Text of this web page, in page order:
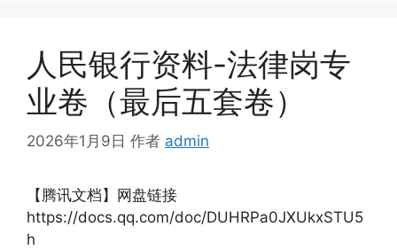
人民银行资料-法律岗专
业卷（最后五套卷）
2026年1月9日 作者 admin
【腾讯文档】网盘链接
https://docs.qq.com/doc/DUHRPa0JXUkxSTU5
h